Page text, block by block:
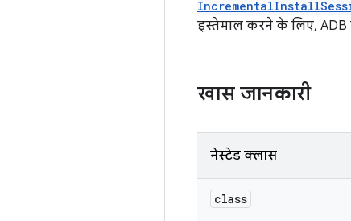
इस्तेमाल करने के लिए, ADB
खास जानकारी
नेस्टेड क्लास
class